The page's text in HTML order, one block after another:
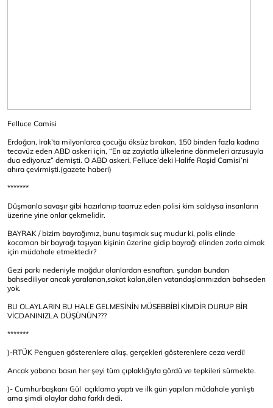
Felluce Camisi
Erdoğan, Irak’ta milyonlarca çocuğu öksüz bırakan, 150 binden fazla kadına
tecavüz eden ABD askeri için, “En az zayiatla ülkelerine dönmeleri arzusuyla
dua ediyoruz” demişti. O ABD askeri, Felluce’deki Halife Raşid Camisi’ni
ahıra çevirmişti.(gazete haberi)
*******
Düşmanla savaşır gibi hazırlanıp taarruz eden polisi kim saldıysa insanların
üzerine yine onlar çekmelidir.
BAYRAK / bizim bayrağımız, bunu taşımak suç mudur ki, polis elinde
kocaman bir bayrağı taşıyan kişinin üzerine gidip bayrağı elinden zorla almak
için müdahale etmektedir?
Gezi parkı nedeniyle mağdur olanlardan esnaftan, şundan bundan
bahsediliyor ancak yaralanan,sakat kalan,ölen vatandaşlarımızdan bahseden
yok.
BU OLAYLARIN BU HALE GELMESİNİN MÜSEBBİBİ KİMDİR DURUP BİR
VİCDANINIZLA DÜŞÜNÜN???
*******
)-RTÜK Penguen gösterenlere alkış, gerçekleri gösterenlere ceza verdi!
Ancak yabancı basın her şeyi tüm çıplaklığıyla gördü ve tepkileri sürmekte.
)- Cumhurbaşkanı Gül açıklama yaptı ve ilk gün yapılan müdahale yanlıştı
ama şimdi olaylar daha farklı dedi.